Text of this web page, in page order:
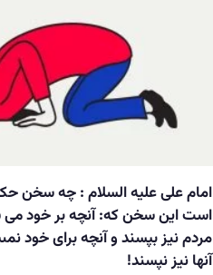
امام على عليه السلام : چه سخن
است اين سخن كه: آنچه بر خود مى
مردم نيز بپسند و آنچه براى خود
آنها نيز نپسند!